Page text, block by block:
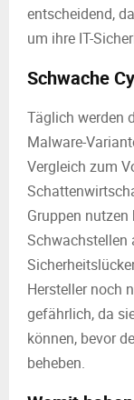
entscheidend,
um ihre IT-
Schwache
Täglich werden
Malware-
Vergleich zum
Gruppen
Schwachstellen
Hersteller noch
gefährlich, da
können, bevor
beheben.